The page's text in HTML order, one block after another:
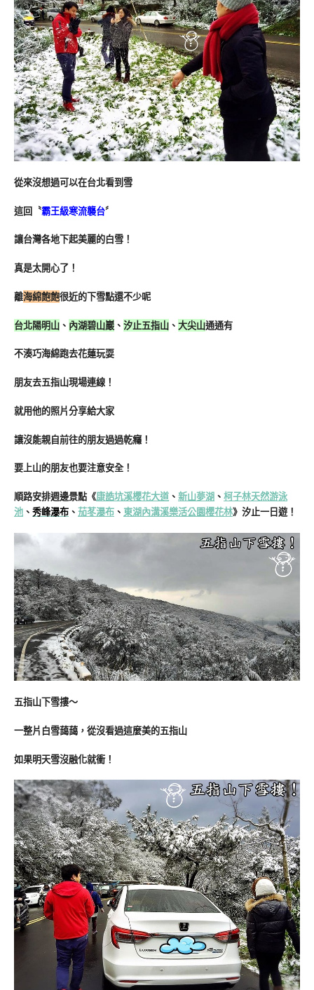
從來沒想過可以在台北看到雪
這回〝霸王級寒流襲台〞
讓台灣各地下起美麗的白雪！
真是太開心了！
離海綿飽飽很近的下雪點還不少呢
台北陽明山 、 內湖碧山巖 、 汐止五指山 、 大尖山通通有
不湊巧海綿跑去花蓮玩耍
朋友去五指山現場連線！
就用他的照片分享給大家
讓沒能親自前往的朋友過過乾癮！
要上山的朋友也要注意安全！
順路安排週邊景點《康誥坑溪櫻花大道 、 新山夢湖 、 柯子林天然游泳
池 、 秀峰瀑布 、 茄苳瀑布 、 東湖內溝溪樂活公園櫻花林》汐止一日遊！
五指山下雪摟～
一整片白雪藹藹，從沒看過這麼美的五指山
如果明天雪沒融化就衝！